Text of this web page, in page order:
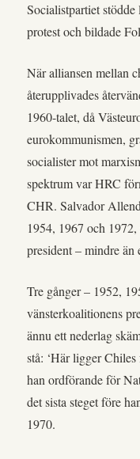
Socialistpartiet
protest och bildade
När alliansen mellan
återupplivades
1960-talet, då
eurokommunismen,
socialister mot
spektrum var HRC
CHR. Salvador
1954, 1967 och
president – mindre än
Tre gånger – 1952,
vänsterkoalitionens
ännu ett nederlag
stå: ‘Här ligger
han ordförande för
det sista steget före
1970.